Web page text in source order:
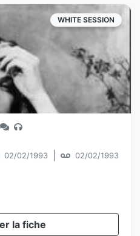
WHITE SESSION
02/02/1993 02/02/1993
la fiche